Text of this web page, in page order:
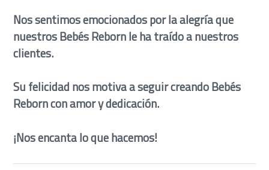
Nos sentimos emocionados por la alegría que
nuestros Bebés Reborn le ha traído a nuestros
clientes.
Su felicidad nos motiva a seguir creando Bebés
Reborn con amor y dedicación.
¡Nos encanta lo que hacemos!